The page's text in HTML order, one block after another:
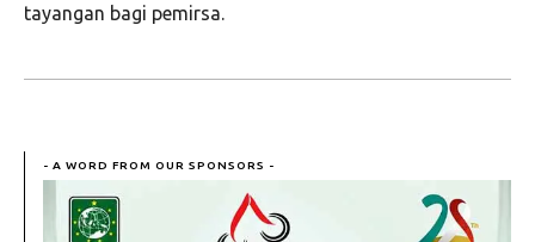
tayangan bagi pemirsa.
- A WORD FROM OUR SPONSORS -